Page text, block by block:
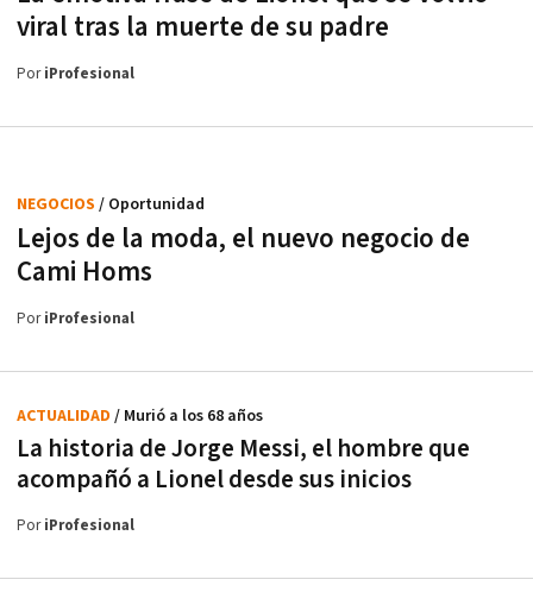
viral tras la muerte de su padre
PoriProfesional
Lejos de la moda, el nuevo negocio de
Cami Homs
NEGOCIOS / Oportunidad
PoriProfesional
La historia de Jorge Messi, el hombre que
acompañó a Lionel desde sus inicios
ACTUALIDAD / Murió a los 68 años
PoriProfesional